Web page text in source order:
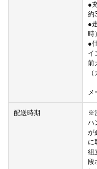
●
約
●
時）
●
イ
前
メ
配送時期
※
ハ
が
に
組
段